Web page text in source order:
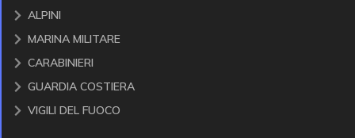
ALPINI
MARINA MILITARE
CARABINIERI
GUARDIA COSTIERA
VIGILI DEL FUOCO